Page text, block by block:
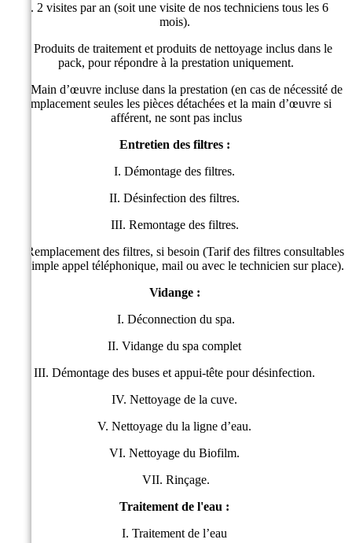
I. 2 visites par an (soit une visite de nos techniciens tous les 6
mois).
II. Produits de traitement et produits de nettoyage inclus dans le
pack, pour répondre à la prestation uniquement.
III. Main d’œuvre incluse dans la prestation (en cas de nécessité de
remplacement seules les pièces détachées et la main d’œuvre si
afférent, ne sont pas inclus
Entretien des filtres :
I. Démontage des filtres.
II. Désinfection des filtres.
III. Remontage des filtres.
IV. Remplacement des filtres, si besoin (Tarif des filtres consultables
sur simple appel téléphonique, mail ou avec le technicien sur place).
Vidange :
I. Déconnection du spa.
II. Vidange du spa complet
III. Démontage des buses et appui-tête pour désinfection.
IV. Nettoyage de la cuve.
V. Nettoyage du la ligne d’eau.
VI. Nettoyage du Biofilm.
VII. Rinçage.
Traitement de l'eau :
I. Traitement de l’eau